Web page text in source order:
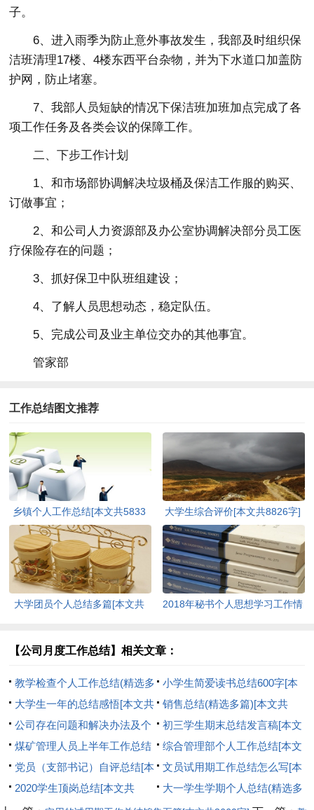
子。
6、进入雨季为防止意外事故发生，我部及时组织保
洁班清理17楼、4楼东西平台杂物，并为下水道口加盖防
护网，防止堵塞。
7、我部人员短缺的情况下保洁班加班加点完成了各
项工作任务及各类会议的保障工作。
二、下步工作计划
1、和市场部协调解决垃圾桶及保洁工作服的购买、
订做事宜；
2、和公司人力资源部及办公室协调解决部分员工医
疗保险存在的问题；
3、抓好保卫中队班组建设；
4、了解人员思想动态，稳定队伍。
5、完成公司及业主单位交办的其他事宜。
管家部
工作总结图文推荐
乡镇个人工作总结[本文共5833
字]
大学生综合评价[本文共8826字]
大学团员个人总结多篇[本文共
2018年秘书个人思想学习工作情
【公司月度工作总结】相关文章：
教学检查个人工作总结(精选多
篇)[本文共6125字]
小学生简爱读书总结600字[本
文共2880字]
大学生一年的总结感悟[本文共
1610字]
销售总结(精选多篇)[本文共
6112字]
公司存在问题和解决办法及个
人建议[本文共638字]
初三学生期末总结发言稿[本文
共3011字]
煤矿管理人员上半年工作总结
[本文共2276字]
综合管理部个人工作总结[本文
共1827字]
党员（支部书记）自评总结[本
文共516字]
文员试用期工作总结怎么写[本
文共5075字]
2020学生顶岗总结[本文共
大一学生学期个人总结(精选多